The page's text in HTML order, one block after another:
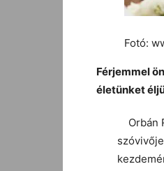
Fotó:
Férjemmel
életünket
Orbán